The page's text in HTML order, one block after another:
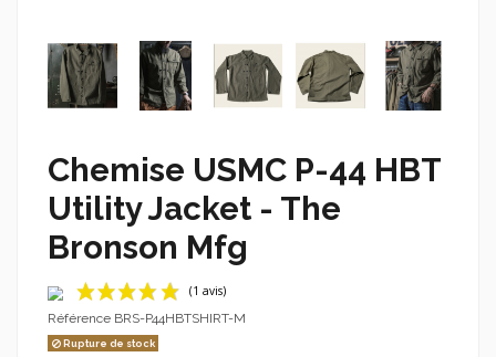
Chemise USMC P-44 HBT
Utility Jacket - The
Bronson Mfg
Référence BRS-P44HBTSHIRT-M
Rupture de stock